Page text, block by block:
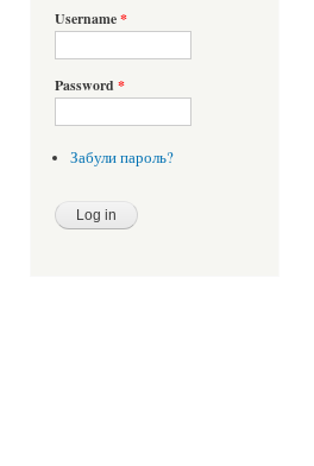
Username*
Password *
Забули пароль?